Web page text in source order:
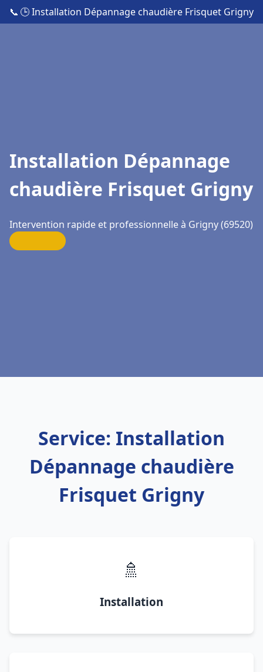
📞 🕒 Installation Dépannage chaudière Frisquet Grigny
Installation Dépannage
chaudière Frisquet Grigny
Intervention rapide et professionnelle à Grigny (69520)
Service: Installation
Dépannage chaudière
Frisquet Grigny
🚿
Installation